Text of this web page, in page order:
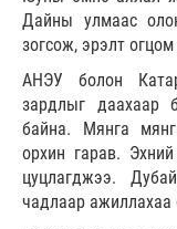
Дайны улмаас
зогсож, эрэлт огцом
АНЭУ болон
зардлыг даахаар
байна. Мянга
орхин гарав.
цуцлагджээ.
чадлаар ажиллахаа